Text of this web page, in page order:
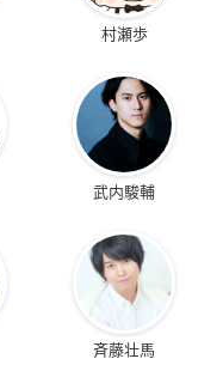
村瀬歩
武内駿輔
斉藤壮馬